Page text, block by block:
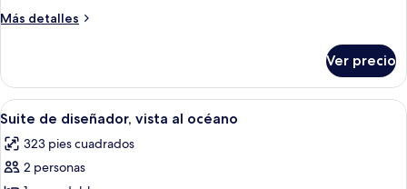
View
Más detalles
Más
Suite,
Ocean
View
Ver precio
Abrir
todas
las
fotos
Una habitación de hotel moderna
8
Suite de diseñador, vista al océano
323 pies cuadrados
2 personas